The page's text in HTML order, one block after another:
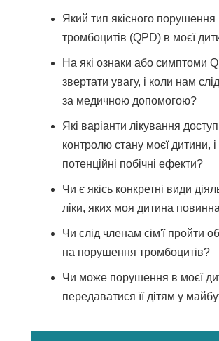
Який тип якісного порушення
тромбоцитів (QPD) в моєї
На які ознаки або симптоми
звертати увагу, і коли нам
за медичною допомогою?
Які варіанти лікування
контролю стану моєї дитини, і
потенційні побічні ефекти?
Чи є якісь конкретні види
ліки, яких моя дитина
Чи слід членам сім'ї пройти
на порушення тромбоцитів?
Чи може порушення в моєї
передаватися її дітям у